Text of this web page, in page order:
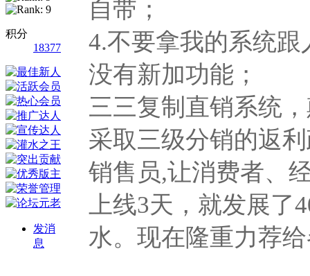
积分
18377
发消
息
自带；
4.不要拿我的系统
没有新加功能；
三三复制直销系统
采取三级分销的返
销售员,让消费者、
上线3天，就发展了
水。现在隆重力荐